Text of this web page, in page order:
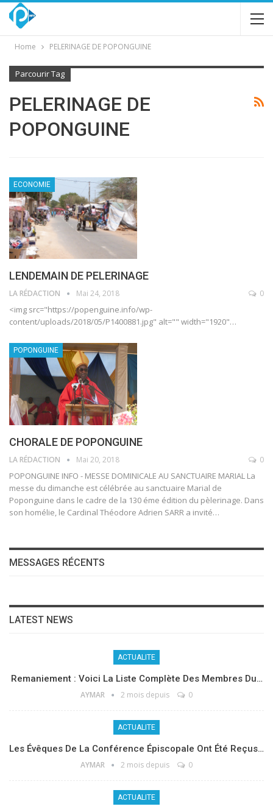
Home PELERINAGE DE POPONGUINE
Parcourir Tag
PELERINAGE DE
POPONGUINE
ECONOMIE
LENDEMAIN DE PELERINAGE
LA RÉDACTION Mai 24, 2018 0
<img src="https://popenguine.info/wp-
content/uploads/2018/05/P1400881.jpg" alt="" width="1920"…
POPONGUINE
CHORALE DE POPONGUINE
LA RÉDACTION Mai 20, 2018 0
POPONGUINE INFO - MESSE DOMINICALE AU SANCTUAIRE MARIAL La
messe du dimanche est célébrée au sanctuaire Marial de
Poponguine dans le cadre de la 130 éme édition du pèlerinage. Dans
son homélie, le Cardinal Théodore Adrien SARR a invité…
MESSAGES RÉCENTS
LATEST NEWS
ACTUALITE
Remaniement : Voici La Liste Complète Des Membres Du…
AYMAR 2 mois depuis 0
ACTUALITE
Les Évêques De La Conférence Épiscopale Ont Été Reçus…
AYMAR 2 mois depuis 0
ACTUALITE